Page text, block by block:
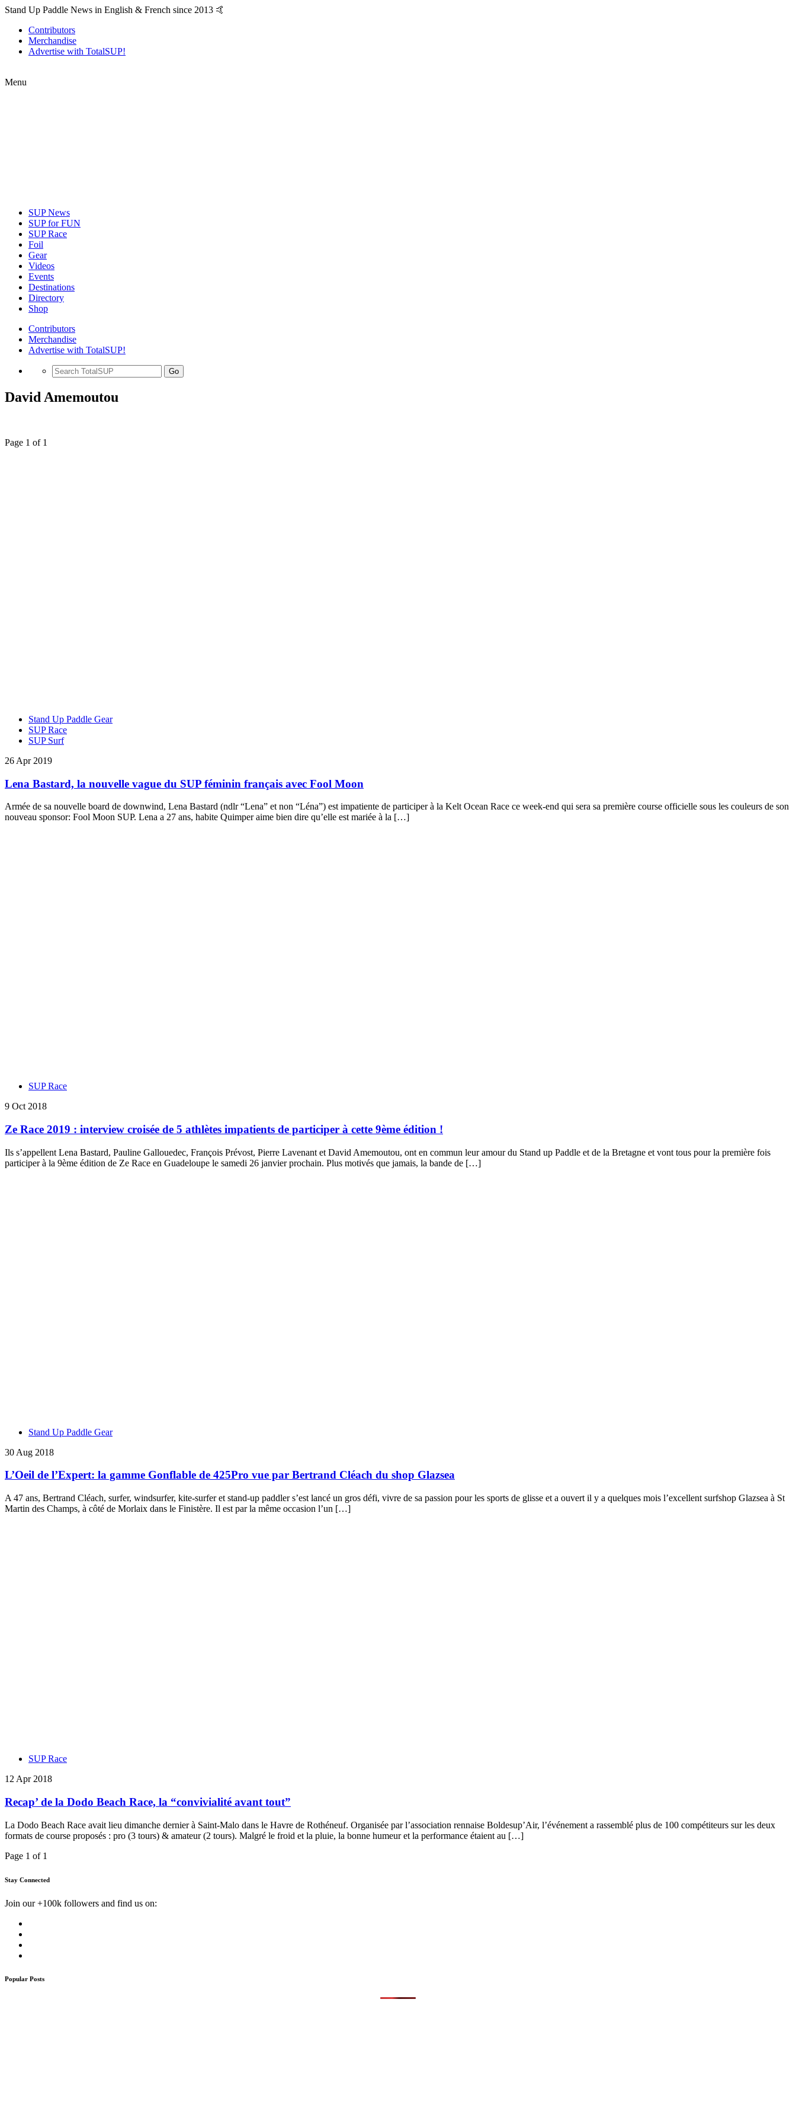
Stand Up Paddle News in English & French since 2013 🤙
Contributors
Merchandise
Advertise with TotalSUP!
Menu
SUP News
SUP for FUN
SUP Race
Foil
Gear
Videos
Events
Destinations
Directory
Shop
Contributors
Merchandise
Advertise with TotalSUP!
Go
David Amemoutou
Page 1 of 1
Stand Up Paddle Gear
SUP Race
SUP Surf
26 Apr 2019
Lena Bastard, la nouvelle vague du SUP féminin français avec Fool Moon
Armée de sa nouvelle board de downwind, Lena Bastard (ndlr “Lena” et non “Léna”) est impatiente de participer à la Kelt Ocean Race ce week-end qui sera sa première course officielle sous les couleurs de son
nouveau sponsor: Fool Moon SUP. Lena a 27 ans, habite Quimper aime bien dire qu’elle est mariée à la […]
SUP Race
9 Oct 2018
Ze Race 2019 : interview croisée de 5 athlètes impatients de participer à cette 9ème édition !
Ils s’appellent Lena Bastard, Pauline Gallouedec, François Prévost, Pierre Lavenant et David Amemoutou, ont en commun leur amour du Stand up Paddle et de la Bretagne et vont tous pour la première fois
participer à la 9ème édition de Ze Race en Guadeloupe le samedi 26 janvier prochain. Plus motivés que jamais, la bande de […]
Stand Up Paddle Gear
30 Aug 2018
L’Oeil de l’Expert: la gamme Gonflable de 425Pro vue par Bertrand Cléach du shop Glazsea
A 47 ans, Bertrand Cléach, surfer, windsurfer, kite-surfer et stand-up paddler s’est lancé un gros défi, vivre de sa passion pour les sports de glisse et a ouvert il y a quelques mois l’excellent surfshop Glazsea à St
Martin des Champs, à côté de Morlaix dans le Finistère. Il est par la même occasion l’un […]
SUP Race
12 Apr 2018
Recap’ de la Dodo Beach Race, la “convivialité avant tout”
La Dodo Beach Race avait lieu dimanche dernier à Saint-Malo dans le Havre de Rothéneuf. Organisée par l’association rennaise Boldesup’Air, l’événement a rassemblé plus de 100 compétiteurs sur les deux
formats de course proposés : pro (3 tours) & amateur (2 tours). Malgré le froid et la pluie, la bonne humeur et la performance étaient au […]
Page 1 of 1
Stay Connected
Join our +100k followers and find us on:
Popular Posts